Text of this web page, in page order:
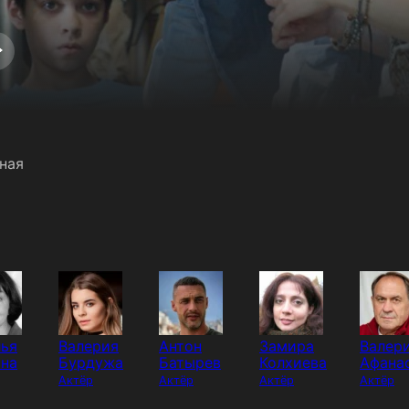
Валерия
Бурдужа
Актёр
Антон
Батырев
Актёр
Замира
Колхиева
Актёр Актёр